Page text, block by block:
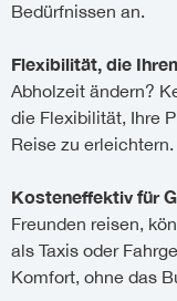
Bedürfnissen an.
Flexibilität, die
Abholzeit ändern?
die Flexibilität, Ihre
Reise zu erleichtern.
Kosteneffektiv für
Freunden reisen,
als Taxis oder
Komfort, ohne das